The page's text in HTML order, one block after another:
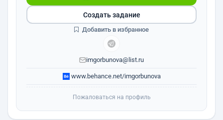
imgorbunova@list.ru
www.behance.net/imgorbunova
Создать задание
Добавить в избранное
Пожаловаться на профиль